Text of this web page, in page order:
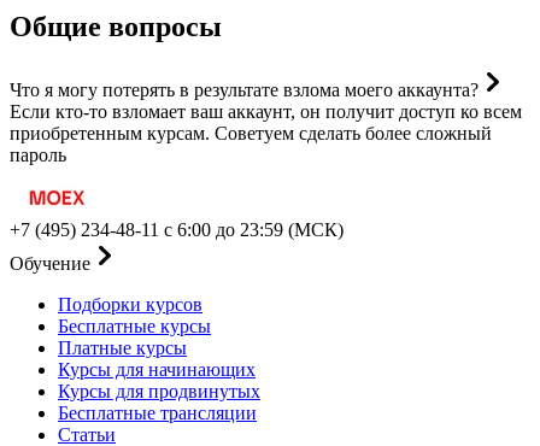
Общие вопросы
Что я могу потерять в результате взлома моего аккаунта?
Если кто-то взломает ваш аккаунт, он получит доступ ко всем
приобретенным курсам. Советуем сделать более сложный
пароль
+7 (495) 234-48-11 с 6:00 до 23:59 (МСК)
Обучение
Подборки курсов
Бесплатные курсы
Платные курсы
Курсы для начинающих
Курсы для продвинутых
Бесплатные трансляции
Статьи